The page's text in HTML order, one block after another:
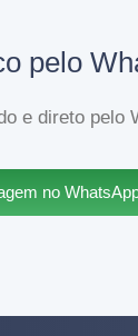
pelo
e direto pelo
no